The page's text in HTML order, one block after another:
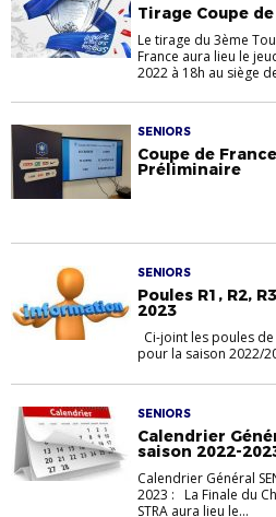
Tirage Coupe
Le tirage du 3ème
France aura lieu le
2022 à 18h au siège
SENIORS
Coupe de
Préliminaire
SENIORS
Poules R1, R2,
2023
Ci-joint les poules de
pour la saison 2022/
SENIORS
Calendrier
saison 2022-
Calendrier Général
2023 : La Finale du
STRA aura lieu le...